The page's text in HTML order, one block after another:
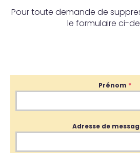
Pour toute demande de
le formulaire ci-
Prénom *
Adresse de